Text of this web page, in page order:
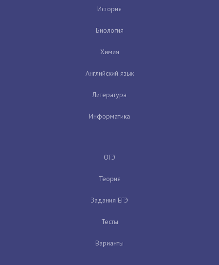
История
Биология
Химия
Английский язык
Литература
Информатика
ОГЭ
Теория
Задания ЕГЭ
Тесты
Варианты